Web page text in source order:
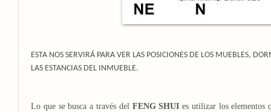
ESTA NOS SERVIRÁ PARA VER LAS POSICIONES DE LOS MUEBLES,
LAS ESTANCIAS DEL INMUEBLE.
Lo que se busca a través del FENG SHUI es utilizar los elementos